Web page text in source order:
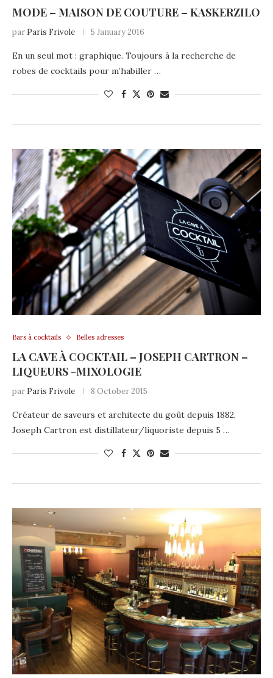
MODE – MAISON DE COUTURE – KASKERZILO
par Paris Frivole 5 January 2016
En un seul mot : graphique. Toujours à la recherche de
robes de cocktails pour m’habiller …
Bars à cocktails Belles adresses
LA CAVE À COCKTAIL – JOSEPH CARTRON –
LIQUEURS -MIXOLOGIE
par Paris Frivole 8 October 2015
Créateur de saveurs et architecte du goût depuis 1882,
Joseph Cartron est distillateur/liquoriste depuis 5 …